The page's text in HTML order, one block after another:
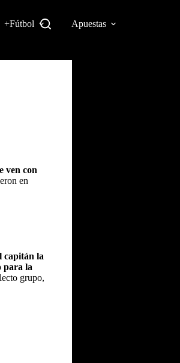
+Fútbol Apuestas
ven con
en
capitán la
para la
grupo,